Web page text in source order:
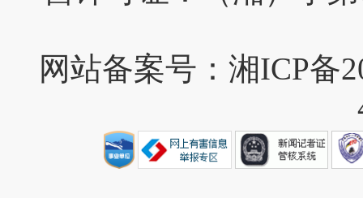
网站备案号：湘ICP备